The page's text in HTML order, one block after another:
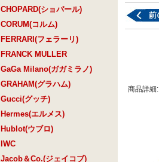
CHOPARD(ショパール)
CORUM(コルム)
FERRARI(フェラーリ)
FRANCK MULLER
GaGa Milano(ガガミラノ)
GRAHAM(グラハム)
Gucci(グッチ)
Hermes(エルメス)
Hublot(ウブロ)
IWC
Jacob＆Co.(ジェイコブ)
商品詳細: